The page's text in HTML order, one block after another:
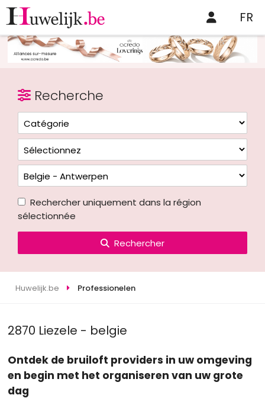
FR
Recherche
Rechercher uniquement dans la région
sélectionnée
Rechercher
Huwelijk.be Professionelen
2870 Liezele - belgie
Ontdek de bruiloft providers in uw omgeving
en begin met het organiseren van uw grote
dag